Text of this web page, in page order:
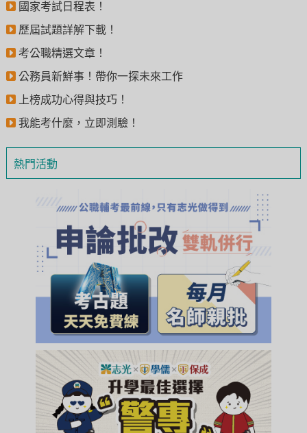
國家考試日程表！
歷屆試題詳解下載！
考公職精選文章！
公務員新鮮事！帶你一探未來工作
上榜成功心得與技巧！
我能考什麼，立即測驗！
熱門活動